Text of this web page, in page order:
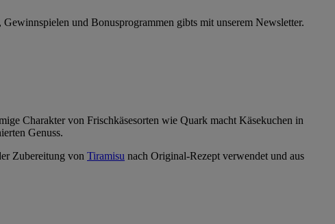
und Bonusprogrammen gibts mit unserem Newsletter.
Charakter von Frischkäsesorten wie Quark macht Käsekuchen in
Genuss.
Zubereitung von Tiramisu nach Original-Rezept verwendet und aus